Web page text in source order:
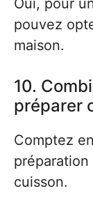
Oui, pour
pouvez
maison.
10.
préparer
Comptez
cuisson.